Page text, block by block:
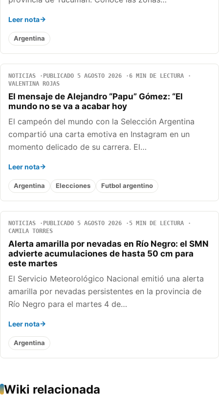
Leer nota
Argentina
NOTICIAS PUBLICADO 5 AGOSTO 2026
6 MIN DE LECTURA
VALENTINA ROJAS
El mensaje de Alejandro “Papu” Gómez: “El
mundo no se va a acabar hoy
El campeón del mundo con la Selección Argentina
compartió una carta emotiva en Instagram en un
momento delicado de su carrera. El…
Leer nota
Argentina Elecciones Futbol argentino
NOTICIAS PUBLICADO 5 AGOSTO 2026
5 MIN DE LECTURA
CAMILA TORRES
Alerta amarilla por nevadas en Río Negro: el SMN
advierte acumulaciones de hasta 50 cm para
este martes
El Servicio Meteorológico Nacional emitió una alerta
amarilla por nevadas persistentes en la provincia de
Río Negro para el martes 4 de…
Leer nota
Argentina
Wiki relacionada